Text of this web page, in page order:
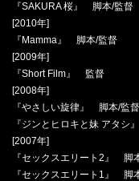
『SAKURA 桜』 脚本/監督
[2010年]
『Mamma』 脚本/監督
[2009年]
『Short Film』 監督
[2008年]
『やさしい旋律』 脚本/監督
『ジンとヒロキと妹 アタ
[2007年]
『セックスエリート2』 脚
『セックスエリート1』 脚